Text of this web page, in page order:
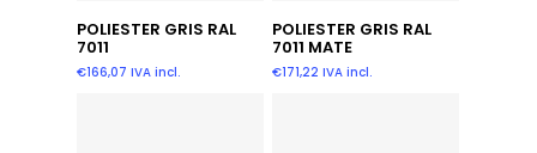
Añadir Al Carrito
POLIESTER GRIS RAL
7011
€166,07 IVA incl.
Añadir Al Carrito
POLIESTER GRIS RAL
7011 MATE
€171,22 IVA incl.